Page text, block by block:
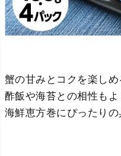
蟹の甘みとコクを楽しめ
酢飯や海苔との相性もよ
海鮮恵方巻にぴったりの